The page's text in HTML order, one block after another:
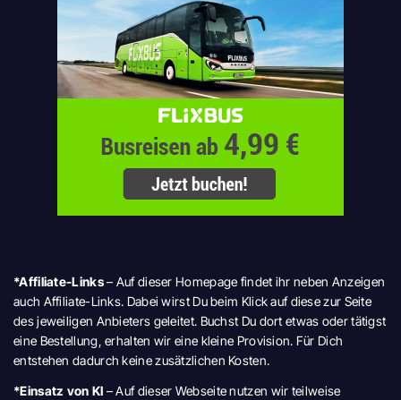
*Affiliate-Links– Auf dieser Homepage findet ihr neben Anzeigen
auch Affiliate-Links. Dabei wirst Du beim Klick auf diese zur Seite
des jeweiligen Anbieters geleitet. Buchst Du dort etwas oder tätigst
eine Bestellung, erhalten wir eine kleine Provision. Für Dich
entstehen dadurch keine zusätzlichen Kosten.
*Einsatz von KI – Auf dieser Webseite nutzen wir teilweise